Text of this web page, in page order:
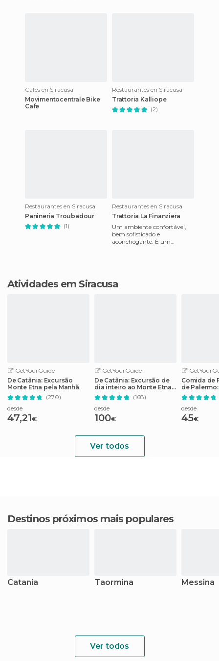
Cafés en Siracusa
Movimentocentrale Bike
Cafe
Restaurantes en Siracusa
Trattoria Kalliope
(2)
Restaurantes en Siracusa
Panineria Troubadour
(1)
Restaurantes en Siracusa
Trattoria La Finanziera
Um ambiente confortável,
bem sofisticado e
aconchegante. É um
Atividades em Siracusa
GetYourGuide
De Catânia: Excursão
Monte Etna pela Manhã
(270)
desde
47,21€
GetYourGuide
De Catânia: Excursão de
dia inteiro ao Monte Etna
e Taormina
(168)
desde
100€
Comida de
de
desde
45€
Ver todos
Destinos próximos mais populares
Catania Taormina Messina
Ver todos